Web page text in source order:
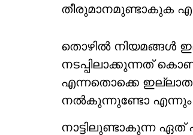
തീരുമാനമുണ്ടാകുക
തൊഴില്‍ നിയമങ്ങള്‍
നടപ്പിലാക്കുന്നത്
എന്നതൊക്കെ
നല്‍കുന്നുണ്ടോ എന്നും
നാട്ടിലുണ്ടാകുന്ന